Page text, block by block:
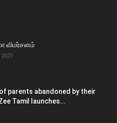
விமர்சனம்
parents abandoned by their
Tamil launches...